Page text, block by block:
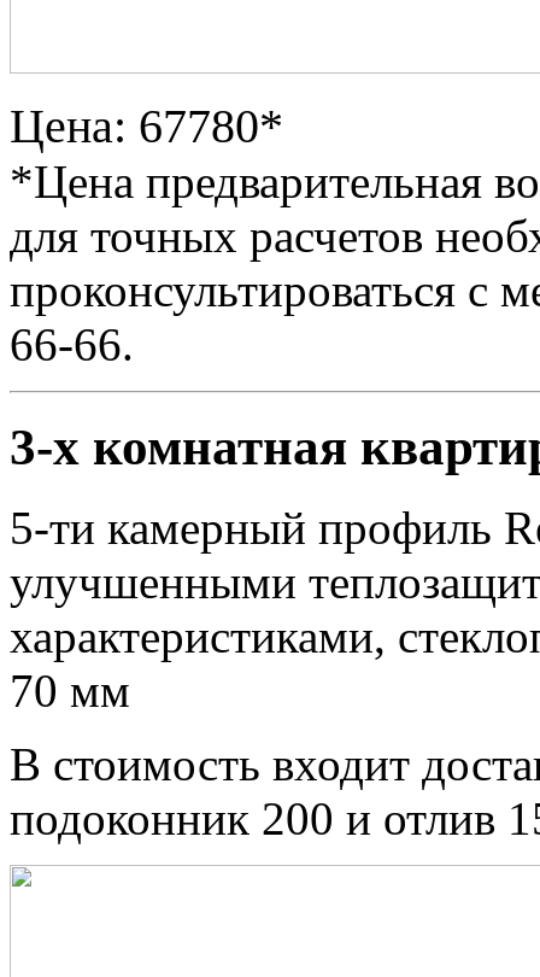
Цена: 67780*
*Цена предварительная
для точных расчетов
проконсультироваться с
66-66.
3-х комнатная
5-ти камерный профиль
улучшенными
характеристиками,
70 мм
В стоимость входит
подоконник 200 и отлив